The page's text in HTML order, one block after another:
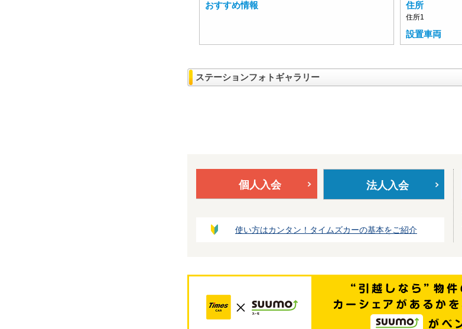
おすすめ情報 住所
住所1
設置車両
ステーションフォトギャラリー
個人入会 法人入会
使い方はカンタン！タイムズカーの基本をご紹介